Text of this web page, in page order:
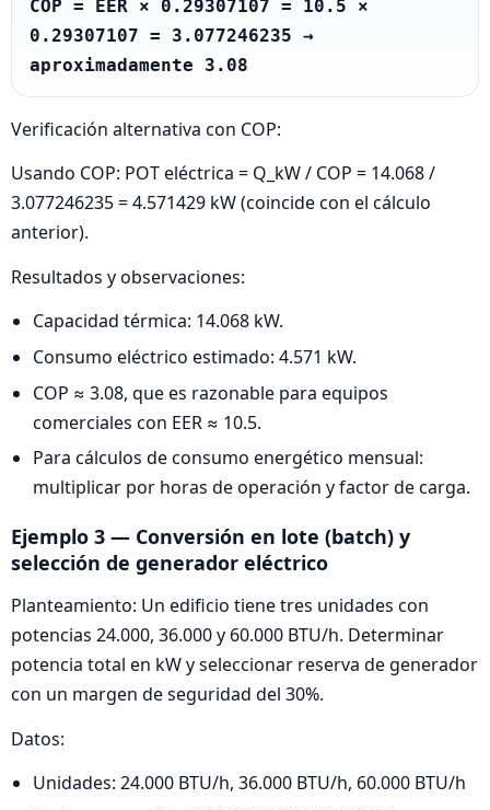
COP = EER × 0.29307107 = 10.5 ×
0.29307107 = 3.077246235 →
aproximadamente 3.08
Verificación alternativa con COP:
Usando COP: POT eléctrica = Q_kW / COP = 14.068 /
3.077246235 = 4.571429 kW (coincide con el cálculo
anterior).
Resultados y observaciones:
Capacidad térmica: 14.068 kW.
Consumo eléctrico estimado: 4.571 kW.
COP ≈ 3.08, que es razonable para equipos
comerciales con EER ≈ 10.5.
Para cálculos de consumo energético mensual:
multiplicar por horas de operación y factor de carga.
Ejemplo 3 — Conversión en lote (batch) y
selección de generador eléctrico
Planteamiento: Un edificio tiene tres unidades con
potencias 24.000, 36.000 y 60.000 BTU/h. Determinar
potencia total en kW y seleccionar reserva de generador
con un margen de seguridad del 30%.
Datos:
Unidades: 24.000 BTU/h, 36.000 BTU/h, 60.000 BTU/h